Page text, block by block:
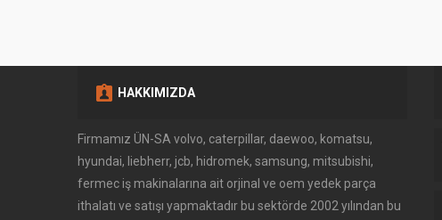
HAKKIMIZDA
Firmamız ÜN-SA volvo, caterpillar, daewoo, komatsu,
hyundai, liebherr, jcb, hidromek, samsung, mitsubishi,
fermec iş makinalarına ait orjinal ve oem yedek parça
ithalatı ve satışı yapmaktadır bu sektörde 2002 yılından bu